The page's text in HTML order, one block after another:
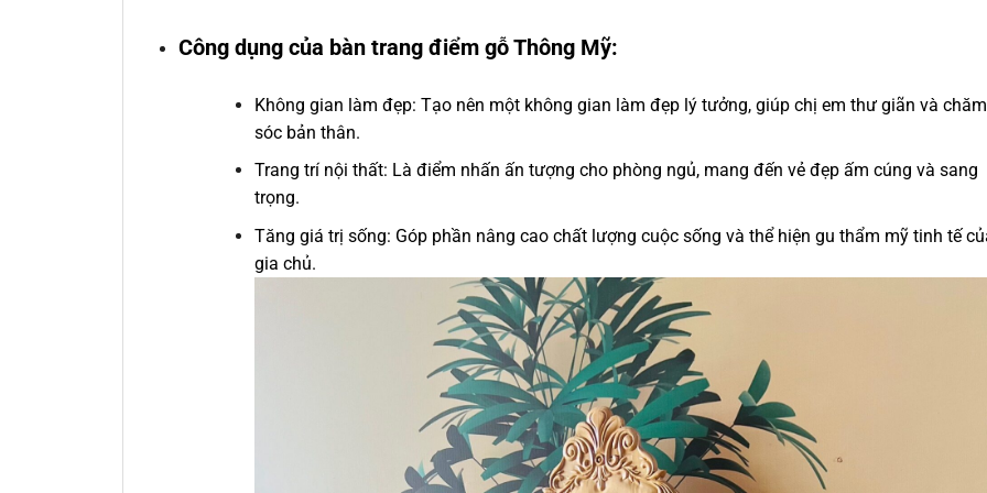
Công dụng của bàn trang điểm gỗ Thông Mỹ:
Không gian làm đẹp: Tạo nên một không gian làm đẹp lý tưởng, giúp chị em thư giãn và chăm
sóc bản thân.
Trang trí nội thất: Là điểm nhấn ấn tượng cho phòng ngủ, mang đến vẻ đẹp ấm cúng và sang
trọng.
Tăng giá trị sống: Góp phần nâng cao chất lượng cuộc sống và thể hiện gu thẩm mỹ tinh tế
gia chủ.